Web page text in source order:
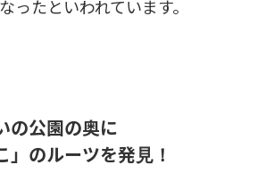
ったといわれています。
の公園の奥に
」のルーツを発見！